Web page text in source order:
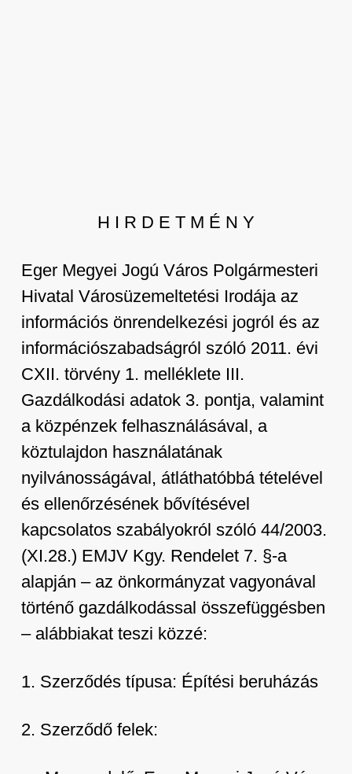
H I R D E T M É N Y
Eger Megyei Jogú Város Polgármesteri
Hivatal Városüzemeltetési Irodája az
információs önrendelkezési jogról és az
információszabadságról szóló 2011. évi
CXII. törvény 1. melléklete III.
Gazdálkodási adatok 3. pontja, valamint
a közpénzek felhasználásával, a
köztulajdon használatának
nyilvánosságával, átláthatóbbá tételével
és ellenőrzésének bővítésével
kapcsolatos szabályokról szóló 44/2003.
(XI.28.) EMJV Kgy. Rendelet 7. §-a
alapján – az önkormányzat vagyonával
történő gazdálkodással összefüggésben
– alábbiakat teszi közzé:
1. Szerződés típusa: Építési beruházás
2. Szerződő felek: